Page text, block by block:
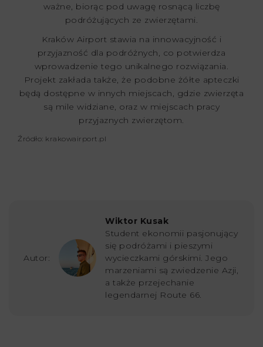
ważne, biorąc pod uwagę rosnącą liczbę
podróżujących ze zwierzętami.
Kraków Airport stawia na innowacyjność i
przyjazność dla podróżnych, co potwierdza
wprowadzenie tego unikalnego rozwiązania.
Projekt zakłada także, że podobne żółte apteczki
będą dostępne w innych miejscach, gdzie zwierzęta
są mile widziane, oraz w miejscach pracy
przyjaznych zwierzętom.
Źródło: krakowairport.pl
Autor:
Wiktor Kusak
Student ekonomii pasjonujący
się podróżami i pieszymi
wycieczkami górskimi. Jego
marzeniami są zwiedzenie Azji,
a także przejechanie
legendarnej Route 66.